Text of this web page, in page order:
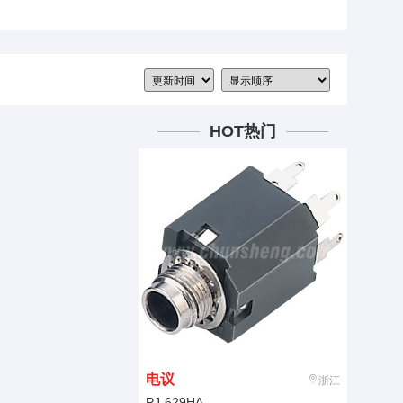
HOT热门
电议 浙江